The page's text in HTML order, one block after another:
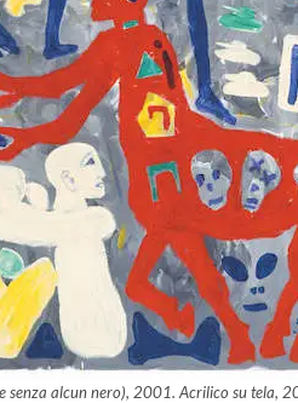
senza alcun nero), 2001. Acrilico su tela,